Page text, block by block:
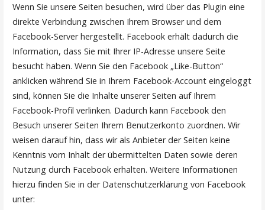
Wenn Sie unsere Seiten besuchen, wird über das Plugin eine
direkte Verbindung zwischen Ihrem Browser und dem
Facebook-Server hergestellt. Facebook erhält dadurch die
Information, dass Sie mit Ihrer IP-Adresse unsere Seite
besucht haben. Wenn Sie den Facebook „Like-Button“
anklicken während Sie in Ihrem Facebook-Account eingeloggt
sind, können Sie die Inhalte unserer Seiten auf Ihrem
Facebook-Profil verlinken. Dadurch kann Facebook den
Besuch unserer Seiten Ihrem Benutzerkonto zuordnen. Wir
weisen darauf hin, dass wir als Anbieter der Seiten keine
Kenntnis vom Inhalt der übermittelten Daten sowie deren
Nutzung durch Facebook erhalten. Weitere Informationen
hierzu finden Sie in der Datenschutzerklärung von Facebook
unter: